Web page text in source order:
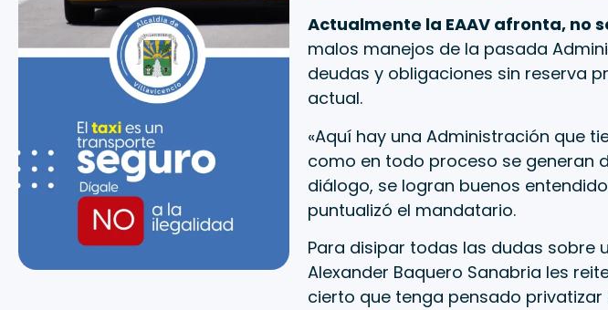
Actualmente la EAAV afronta, no
malos manejos de la pasada
deudas y obligaciones sin reserva
actual.
«Aquí hay una Administración que
como en todo proceso se generan
diálogo, se logran buenos
puntualizó el mandatario.
Para disipar todas las dudas sobre
Alexander Baquero Sanabria les
cierto que tenga pensado privatizar